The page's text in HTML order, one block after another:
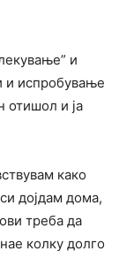
и
и испробување
отишол и ја
како
дојдам дома,
треба да
колку долго